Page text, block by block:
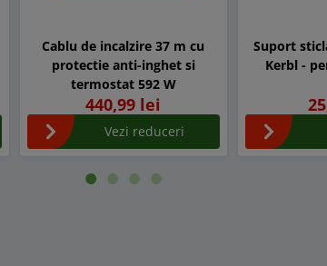
Cablu de incalzire 37 m cu
protectie anti-inghet si
termostat 592 W
440,99 lei
Vezi reduceri
Suport
Kerbl -